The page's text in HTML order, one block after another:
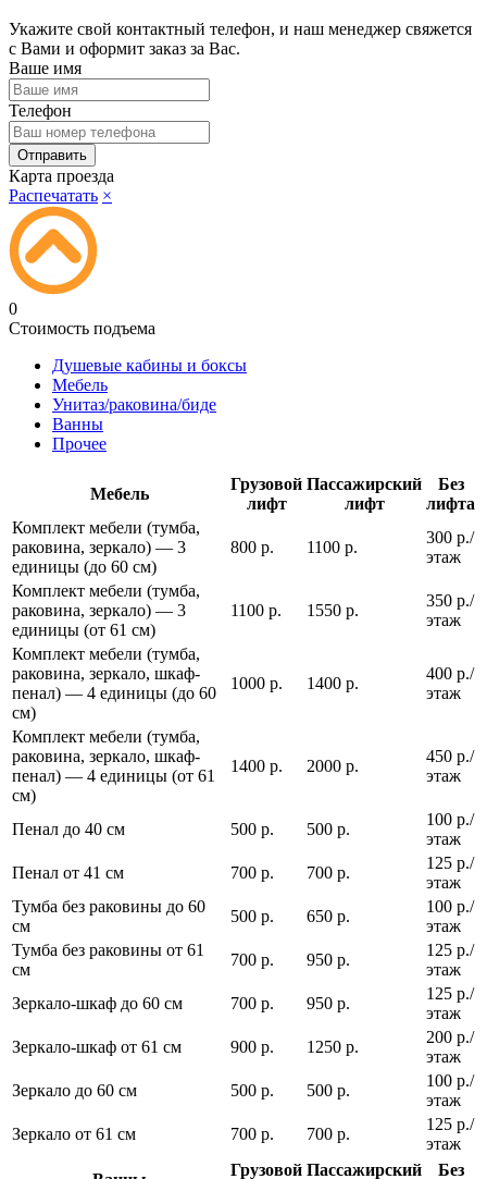
Укажите свой контактный телефон, и наш менеджер свяжется
с Вами и оформит заказ за Вас.
Ваше имя
Телефон
Карта проезда
Распечатать ×
0
Стоимость подъема
Душевые кабины и боксы
Мебель
Унитаз/раковина/биде
Ванны
Прочее
Мебель
Грузовой
лифт
Пассажирский
лифт
Без
лифта
Комплект мебели (тумба,
раковина, зеркало) — 3
единицы (до 60 см)
800 р. 1100 р.
300 р./
этаж
Комплект мебели (тумба,
раковина, зеркало) — 3
единицы (от 61 см)
1100 р. 1550 р.
350 р./
этаж
Комплект мебели (тумба,
раковина, зеркало, шкаф-
пенал) — 4 единицы (до 60
см)
1000 р. 1400 р.
400 р./
этаж
Комплект мебели (тумба,
раковина, зеркало, шкаф-
пенал) — 4 единицы (от 61
см)
1400 р. 2000 р.
450 р./
этаж
Пенал до 40 см 500 р. 500 р.
100 р./
этаж
Пенал от 41 см
700 р. 700 р.
125 р./
этаж
Тумба без раковины до 60
см
500 р. 650 р.
100 р./
этаж
Тумба без раковины от 61
см
700 р. 950 р.
125 р./
этаж
Зеркало-шкаф до 60 см
700 р. 950 р.
125 р./
этаж
Зеркало-шкаф от 61 см
900 р. 1250 р.
200 р./
этаж
Зеркало до 60 см
500 р. 500 р.
100 р./
этаж
Зеркало от 61 см
700 р. 700 р.
125 р./
этаж
Грузовой Пассажирский Без